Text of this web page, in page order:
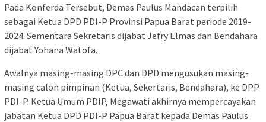
Pada Konferda Tersebut, Demas Paulus Mandacan terpilih
sebagai Ketua DPD PDI-P Provinsi Papua Barat periode 2019-
2024. Sementara Sekretaris dijabat Jefry Elmas dan Bendahara
dijabat Yohana Watofa.
Awalnya masing-masing DPC dan DPD mengusukan masing-
masing calon pimpinan (Ketua, Sekertaris, Bendahara), ke DPP
PDI-P. Ketua Umum PDIP, Megawati akhirnya mempercayakan
jabatan Ketua DPD PDI-P Papua Barat kepada Demas Paulus